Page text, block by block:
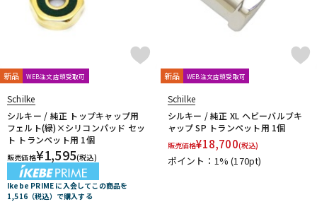
新品 WEB注文店頭受取可
Schilke
シルキー / 純正 トップキャップ用
フェルト(緑)×シリコンパッド セッ
ト トランペット用 1個
販売価格¥1,595(税込)
Ikebe PRIME に入会してこの商品を
1,516（税込）で購入する
新品 WEB注文店頭受取可
Schilke
シルキー / 純正 XL ヘビーバルブキ
ャップ SP トランペット用 1個
販売価格¥18,700(税込)
ポイント：1%(170pt)